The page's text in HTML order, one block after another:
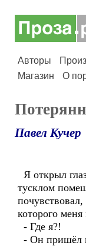
Авторы
Магазин
О
Павел Кучер
Я открыл
тусклом
которого
- Где я?!
- Он пришёл в